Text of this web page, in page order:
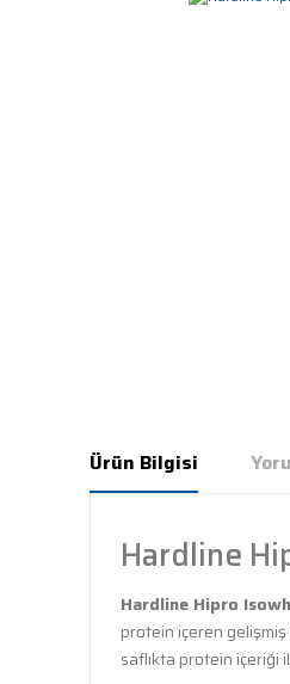
Ürün Bilgisi
Hardline
Hardline Hipro
protein içeren
saflıkta protein içeriği